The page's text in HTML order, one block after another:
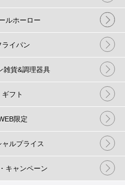
ルホーロー
ライパン
雑貨&調理器具
ギフト
限定
ャルプライス
キャンペーン